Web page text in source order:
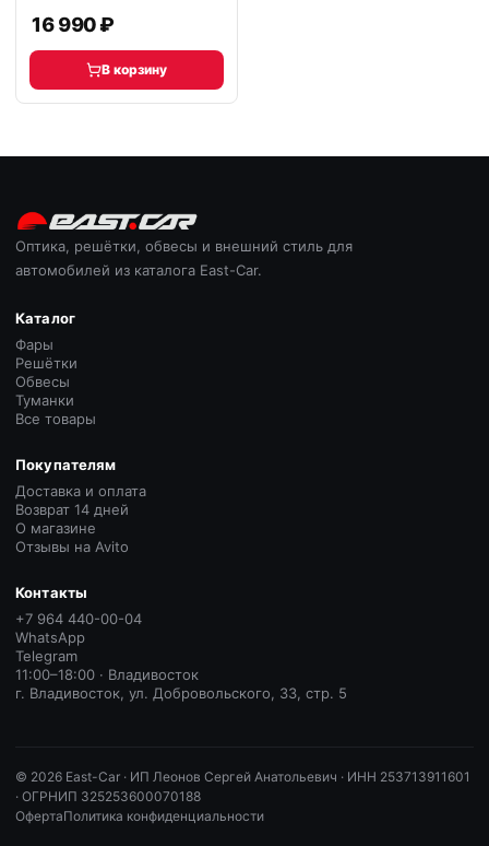
16 990 ₽
В корзину
Оптика, решётки, обвесы и внешний стиль для
автомобилей из каталога East-Car.
Каталог
Фары
Решётки
Обвесы
Туманки
Все товары
Покупателям
Доставка и оплата
Возврат 14 дней
О магазине
Отзывы на Avito
Контакты
+7 964 440-00-04
WhatsApp
Telegram
11:00–18:00 · Владивосток
г. Владивосток, ул. Добровольского, 33, стр. 5
© 2026 East-Car · ИП Леонов Сергей Анатольевич · ИНН 253713911601
· ОГРНИП 325253600070188
ОфертаПолитика конфиденциальности